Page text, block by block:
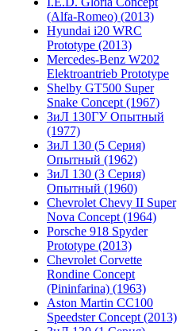
(Alfa-Romeo) (2013)
Hyundai i20 WRC
Prototype (2013)
Mercedes-Benz W202
Elektroantrieb Prototype
Shelby GT500 Super
Snake Concept (1967)
ЗиЛ 130ГУ Опытный
(1977)
ЗиЛ 130 (5 Серия)
Опытный (1962)
ЗиЛ 130 (3 Серия)
Опытный (1960)
Chevrolet Chevy II Super
Nova Concept (1964)
Porsche 918 Spyder
Prototype (2013)
Chevrolet Corvette
Rondine Concept
(Pininfarina) (1963)
Aston Martin CC100
Speedster Concept (2013)